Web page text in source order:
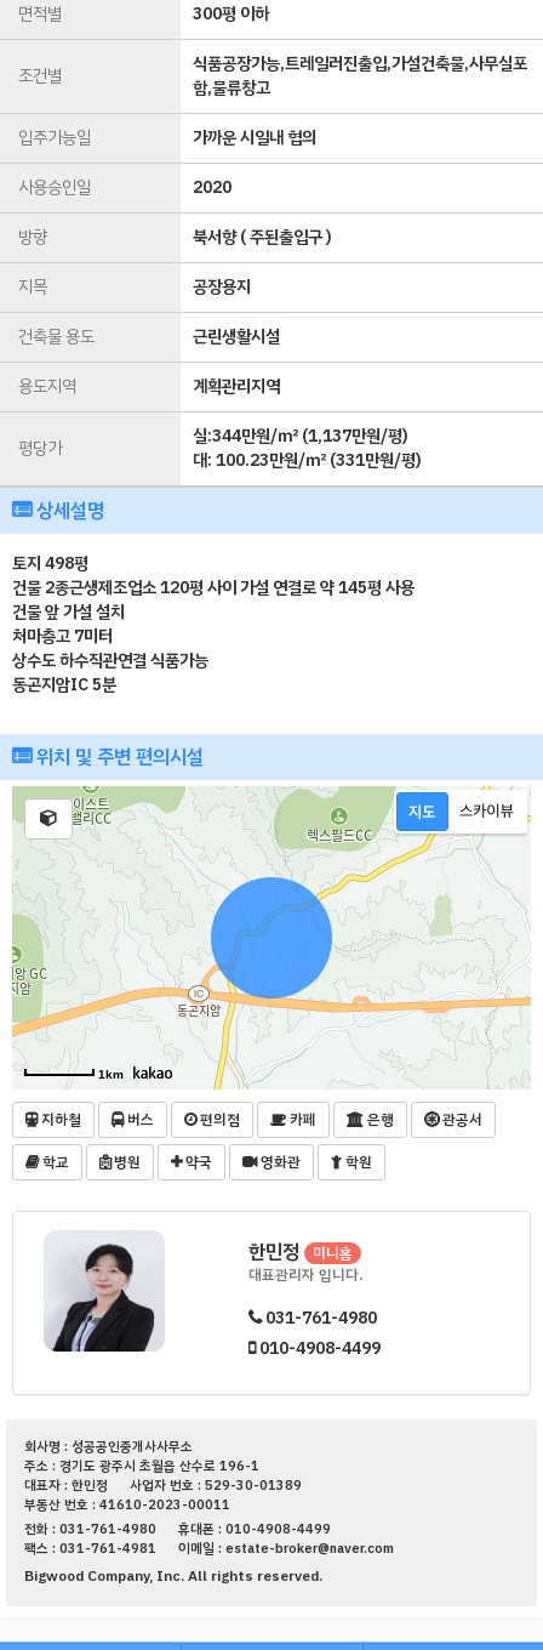
면적별
300평 이하
조건별
식품공장가능,트레일러진출입,가설건축물,사무실포
함,물류창고
입주가능일
가까운 시일내 협의
사용승인일
2020
방향
북서향 ( 주된출입구 )
지목
공장용지
건축물 용도
근린생활시설
용도지역
계획관리지역
평당가
실:344만원/㎡ (1,137만원/평)
대:100.23만원/㎡(331만원/평)
상세설명
토지 498평
건물 2종근생제조업소 120평 사이 가설 연결로 약 145평 사용
건물 앞 가설 설치
처마층고 7미터
상수도 하수직관연결 식품가능
동곤지암IC 5분
위치 및 주변 편의시설
1km
지하철 버스 편의점 카페 은행
관공서
학교
병원 약국 영화관 학원
한민정 미니홈
대표관리자 입니다.
031-761-4980
010-4908-4499
회사명 : 성공공인중개사사무소
주소 : 경기도 광주시 초월읍 산수로 196-1
대표자 : 한민정
사업자 번호 : 529-30-01389
부동산 번호 : 41610-2023-00011
전화 : 031-761-4980
휴대폰 : 010-4908-4499
팩스 : 031-761-4981
이메일 : estate-broker@naver.com
Bigwood Company, Inc. All rights reserved.